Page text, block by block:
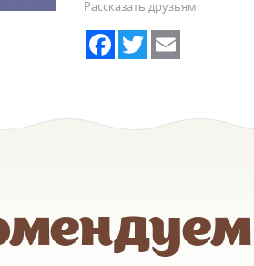
Рассказать друзьям:
Facebook
Twitter